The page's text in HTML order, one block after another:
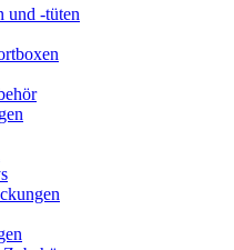
und -tüten